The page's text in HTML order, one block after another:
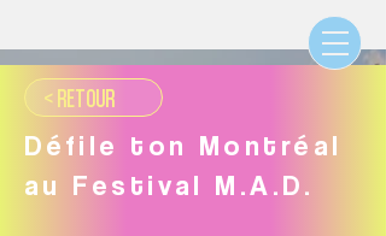
< RETOUR
Défile ton Montréal
au Festival M.A.D.